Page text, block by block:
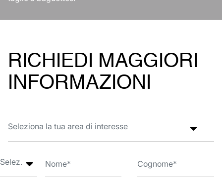
RICHIEDI MAGGIORI
INFORMAZIONI